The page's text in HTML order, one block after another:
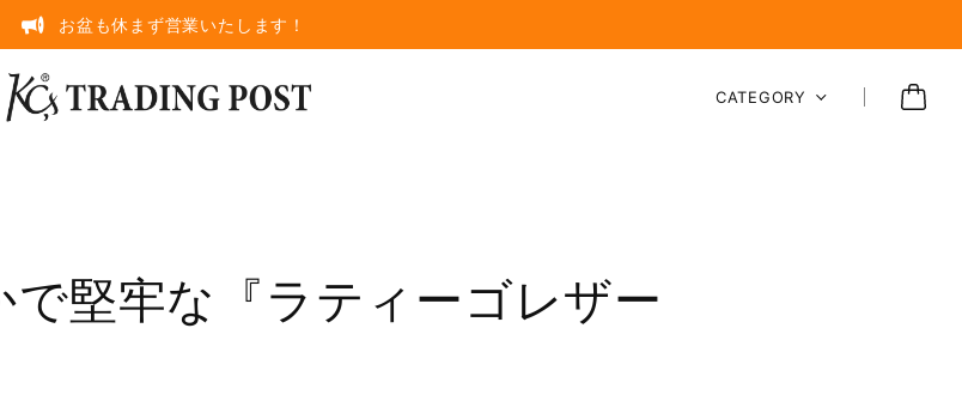
お盆も休まず営業いたします！
CATEGORY
で堅牢な『ラティーゴレザー